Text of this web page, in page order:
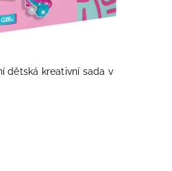
dětská kreativní sada v